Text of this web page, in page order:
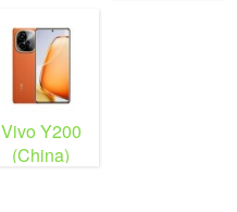
Vivo Y200
(China)